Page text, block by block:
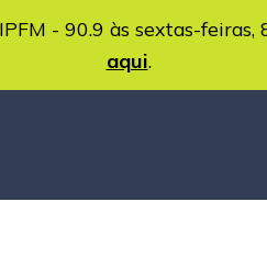
- 90.9 às sextas-feiras,
aqui.